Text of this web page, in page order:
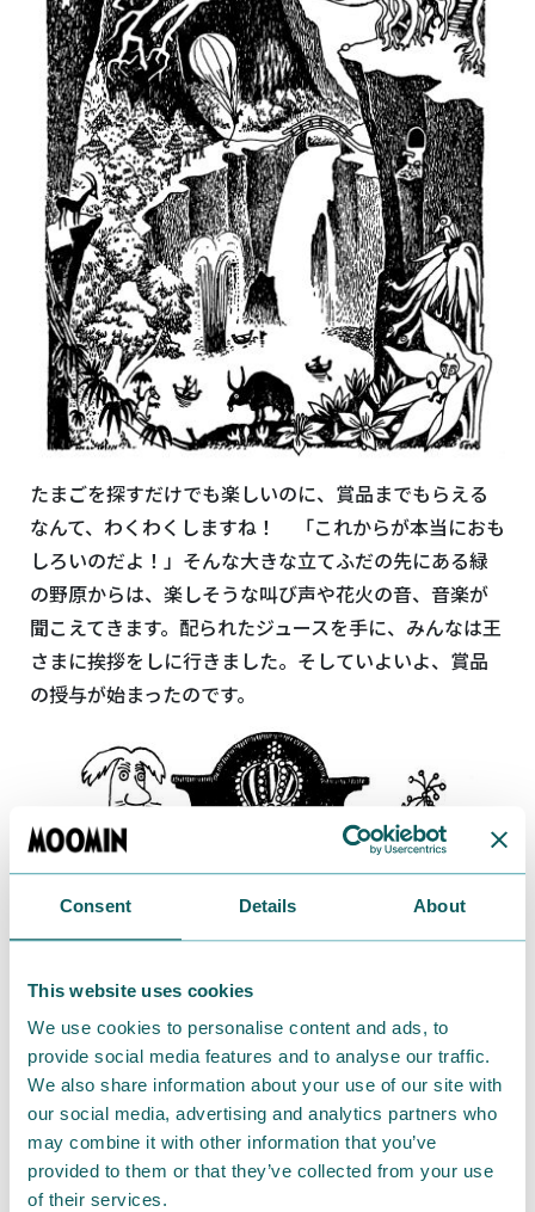
Consent Details About
This website uses cookies
We use cookies to personalise content and ads, to
provide social media features and to analyse our traffic.
We also share information about your use of our site with
our social media, advertising and analytics partners who
may combine it with other information that you’ve
provided to them or that they’ve collected from your use
of their services.
たまごを探すだけでも楽しいのに、賞品までもらえる
なんて、わくわくしますね！ 「これからが本当におも
しろいのだよ！」そんな大きな立てふだの先にある緑
の野原からは、楽しそうな叫び声や花火の音、音楽が
聞こえてきます。配られたジュースを手に、みんなは王
さまに挨拶をしに行きました。そしていよいよ、賞品
の授与が始まったのです。